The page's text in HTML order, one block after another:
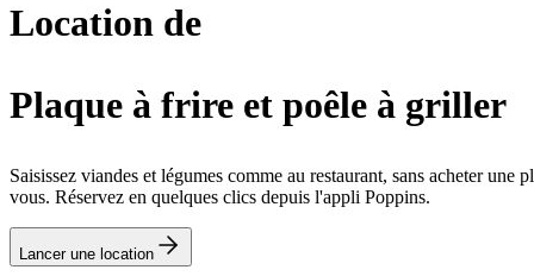
Location de
Plaque à frire et poêle à griller
Saisissez viandes et légumes comme au restaurant, sans acheter
vous. Réservez en quelques clics depuis l'appli Poppins.
Lancer une location